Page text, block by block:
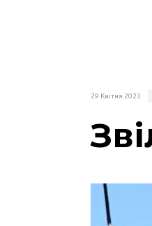
29 Квітня 2023